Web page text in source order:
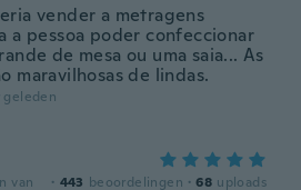
vender a metragens
a pessoa poder confeccionar
de mesa ou uma saia... As
maravilhosas de lindas.
geleden
van
· 443 beoordelingen · 68 uploads